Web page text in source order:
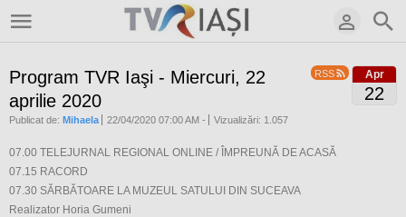
RSS Apr
22
Program TVR Iaşi - Miercuri, 22
aprilie 2020
Publicat de: Mihaela 22/04/2020 07:00 AM - Vizualizări: 1.057
07.00 TELEJURNAL REGIONAL ONLINE / ÎMPREUNĂ DE ACASĂ
07.15 RACORD
07.30 SĂRBĂTOARE LA MUZEUL SATULUI DIN SUCEAVA
Realizator Horia Gumeni